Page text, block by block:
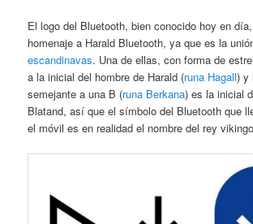
El logo del Bluetooth, bien conocido hoy en
homenaje a Harald Bluetooth, ya que es la
escandinavas. Una de ellas, con forma de
a la inicial del hombre de Harald (runa Hagall) y
semejante a una B (runa Berkana) es la inicial
Blatand, así que el símbolo del Bluetooth que
el móvil es en realidad el nombre del rey